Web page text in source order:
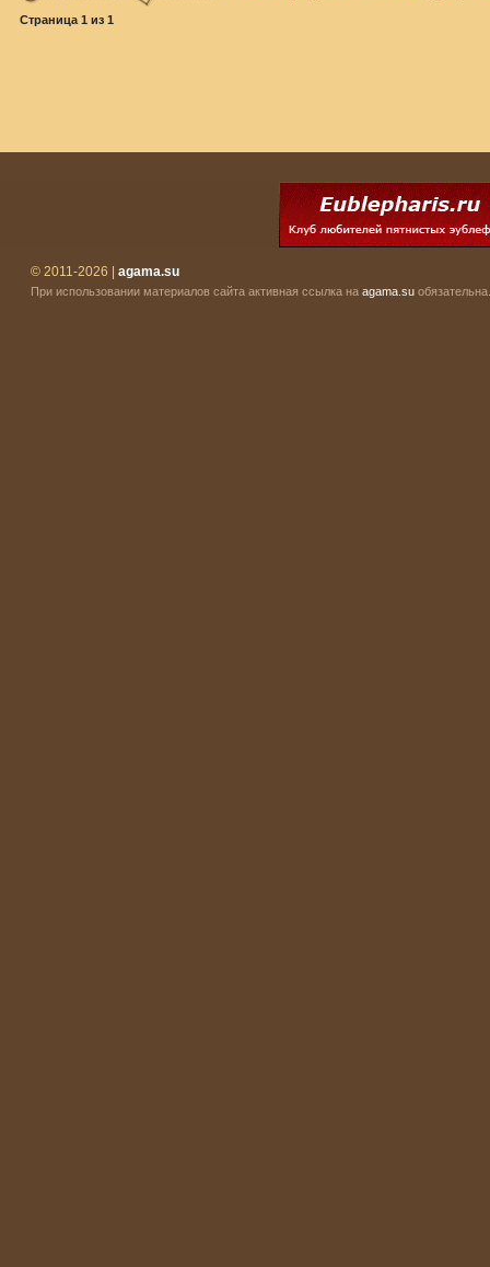
Страница 1 из 1
© 2011-2026 | agama.su
При использовании материалов сайта активная ссылка на agama.su обязательна.